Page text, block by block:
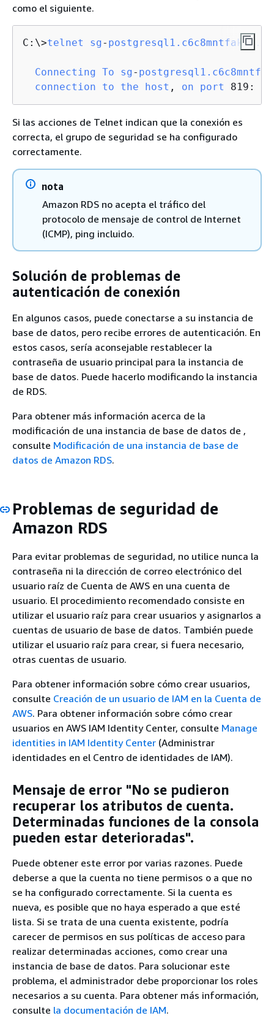
como el siguiente.
C:\>telnet sg- postgresql1.c6c8mntfake0.us
Connecting To sg-
connection
to the host , on port 819:
Si las acciones de Telnet indican que la conexión es
correcta, el grupo de seguridad se ha configurado
correctamente.
nota
Amazon RDS no acepta el tráfico del
protocolo de mensaje de control de Internet
(ICMP), ping incluido.
Solución de problemas de
autenticación de conexión
En algunos casos, puede conectarse a su instancia de
base de datos, pero recibe errores de autenticación. En
estos casos, sería aconsejable restablecer la
contraseña de usuario principal para la instancia de
base de datos. Puede hacerlo modificando la instancia
de RDS.
Para obtener más información acerca de la
modificación de una instancia de base de datos de ,
consulte Modificación de una instancia de base de
datos de Amazon RDS.
Problemas de seguridad de
Amazon RDS
Para evitar problemas de seguridad, no utilice nunca la
contraseña ni la dirección de correo electrónico del
usuario raíz de Cuenta de AWS en una cuenta de
usuario. El procedimiento recomendado consiste en
utilizar el usuario raíz para crear usuarios y asignarlos a
cuentas de usuario de base de datos. También puede
utilizar el usuario raíz para crear, si fuera necesario,
otras cuentas de usuario.
Para obtener información sobre cómo crear usuarios,
consulte Creación de un usuario de IAM en la Cuenta de
AWS. Para obtener información sobre cómo crear
usuarios en AWS IAM Identity Center, consulte Manage
identities in IAM Identity Center (Administrar
identidades en el Centro de identidades de IAM).
Mensaje de error "No se pudieron
recuperar los atributos de cuenta.
Determinadas funciones de la consola
pueden estar deterioradas".
Puede obtener este error por varias razones. Puede
deberse a que la cuenta no tiene permisos o a que no
se ha configurado correctamente. Si la cuenta es
nueva, es posible que no haya esperado a que esté
lista. Si se trata de una cuenta existente, podría
carecer de permisos en sus políticas de acceso para
realizar determinadas acciones, como crear una
instancia de base de datos. Para solucionar este
problema, el administrador debe proporcionar los roles
necesarios a su cuenta. Para obtener más información,
consulte la documentación de IAM.